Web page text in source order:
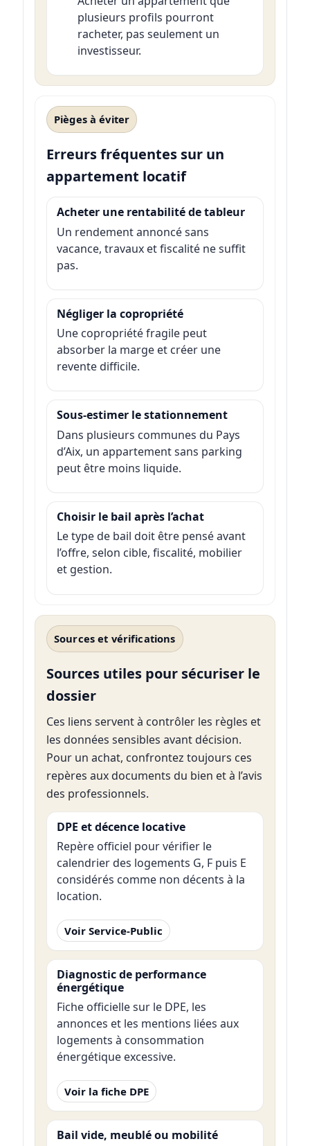
plusieurs profils pourront
racheter, pas seulement un
investisseur.
Pièges à éviter
Erreurs fréquentes sur un
appartement locatif
Acheter une rentabilité de tableur
Un rendement annoncé sans
vacance, travaux et fiscalité ne suffit
pas.
Négliger la copropriété
Une copropriété fragile peut
absorber la marge et créer une
revente difficile.
Sous-estimer le stationnement
Dans plusieurs communes du Pays
d’Aix, un appartement sans parking
peut être moins liquide.
Choisir le bail après l’achat
Le type de bail doit être pensé avant
l’offre, selon cible, fiscalité, mobilier
et gestion.
Sources et vérifications
Sources utiles pour sécuriser le
dossier
Ces liens servent à contrôler les règles et
les données sensibles avant décision.
Pour un achat, confrontez toujours ces
repères aux documents du bien et à l’avis
des professionnels.
DPE et décence locative
Repère officiel pour vérifier le
calendrier des logements G, F puis E
considérés comme non décents à la
location.
Voir Service-Public
Diagnostic de performance
énergétique
Fiche officielle sur le DPE, les
annonces et les mentions liées aux
logements à consommation
énergétique excessive.
Voir la fiche DPE
Bail vide, meublé ou mobilité